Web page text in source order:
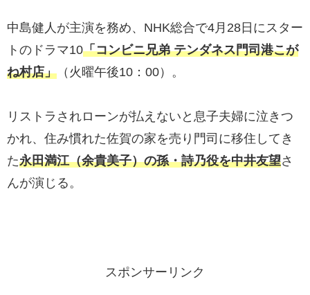
中島健人が主演を務め、NHK総合で4月28日にスター
トのドラマ10「コンビニ兄弟 テンダネス門司港こが
ね村店」 （火曜午後10：00）。
リストラされローンが払えないと息子夫婦に泣きつ
かれ、住み慣れた佐賀の家を売り門司に移住してき
た永田満江（余貴美子）の孫・詩乃役を中井友望さ
んが演じる。
スポンサーリンク